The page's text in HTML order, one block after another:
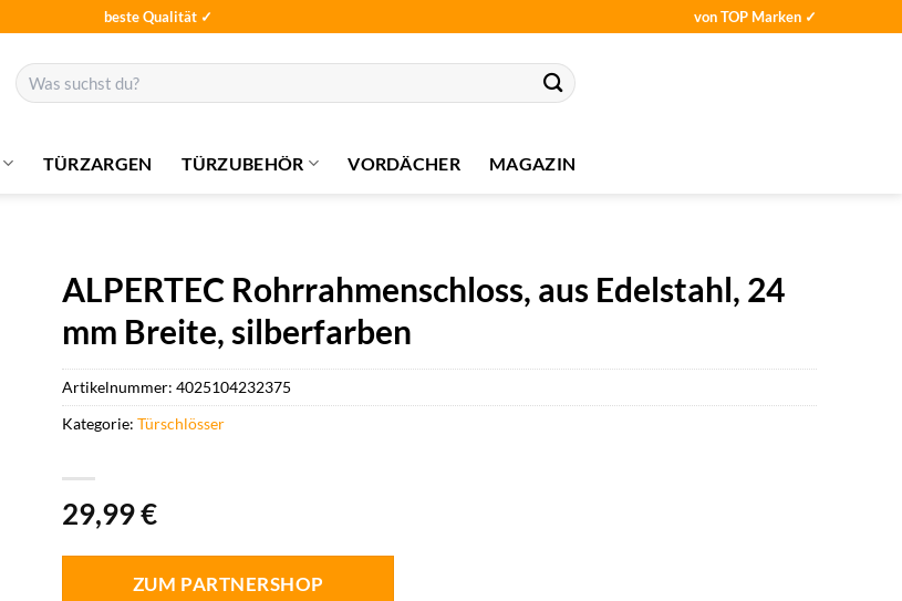
beste Qualität ✓ von TOP Marken ✓
Suchen
nach:
TÜRZARGEN TÜRZUBEHÖR VORDÄCHER MAGAZIN
ALPERTEC Rohrrahmenschloss, aus Edelstahl, 24
mm Breite, silberfarben
29,99€
ZUM PARTNERSHOP
Artikelnummer:4025104232375
Kategorie:Türschlösser